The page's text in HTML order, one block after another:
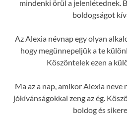
mindenki örül a jelenlétednek.
boldogságot
Az Alexia névnap egy olyan
hogy megünnepeljük a te
Köszöntelek ezen a
Ma az a nap, amikor Alexia neve
jókívánságokkal zeng az ég.
boldog és